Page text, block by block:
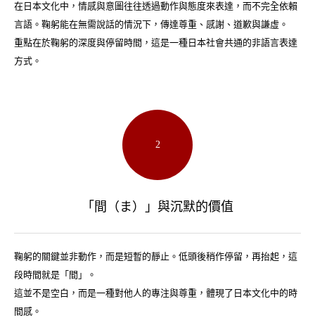
在日本文化中，情感與意圖往往透過動作與態度來表達，而不完全依賴
言語。鞠躬能在無需說話的情況下，傳達尊重、感謝、道歉與謙虛。
重點在於鞠躬的深度與停留時間，這是一種日本社會共通的非語言表達
方式。
2
「間（ま）」與沉默的價值
鞠躬的關鍵並非動作，而是短暫的靜止。低頭後稍作停留，再抬起，這
段時間就是「間」。
這並不是空白，而是一種對他人的專注與尊重，體現了日本文化中的時
間感。